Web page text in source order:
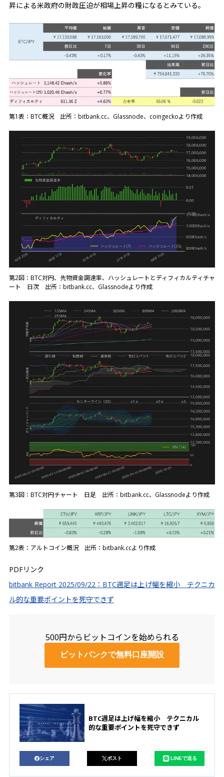
昇による米政府の財政圧迫が相場上昇の糧になるとみている。
第1表：BTC概況 出所：bitbank.cc、Glassnode、coingeckoより作成
第2図：BTC対円、先物資金調達率、ハッシュレートとディフィカルティチャ
ート 日次 出所：bitbank.cc、Glassnodeより作成
第3図：BTC対円チャート 日足 出所：bitbank.cc、Glassnodeより作成
第2表：アルトコイン概況 出所：bitbank.ccより作成
PDFリンク
bitbank Report 2025/09/22：BTC週足は上げ幅を縮小 テクニカ
ル的な重要ポイントを死守できず
500円からビットコインを始められる
ビットバンクで無料口座開設
BTC週足は上げ幅を縮小 テクニカル
的な重要ポイントを死守できず
シェア ポスト LINEで送る